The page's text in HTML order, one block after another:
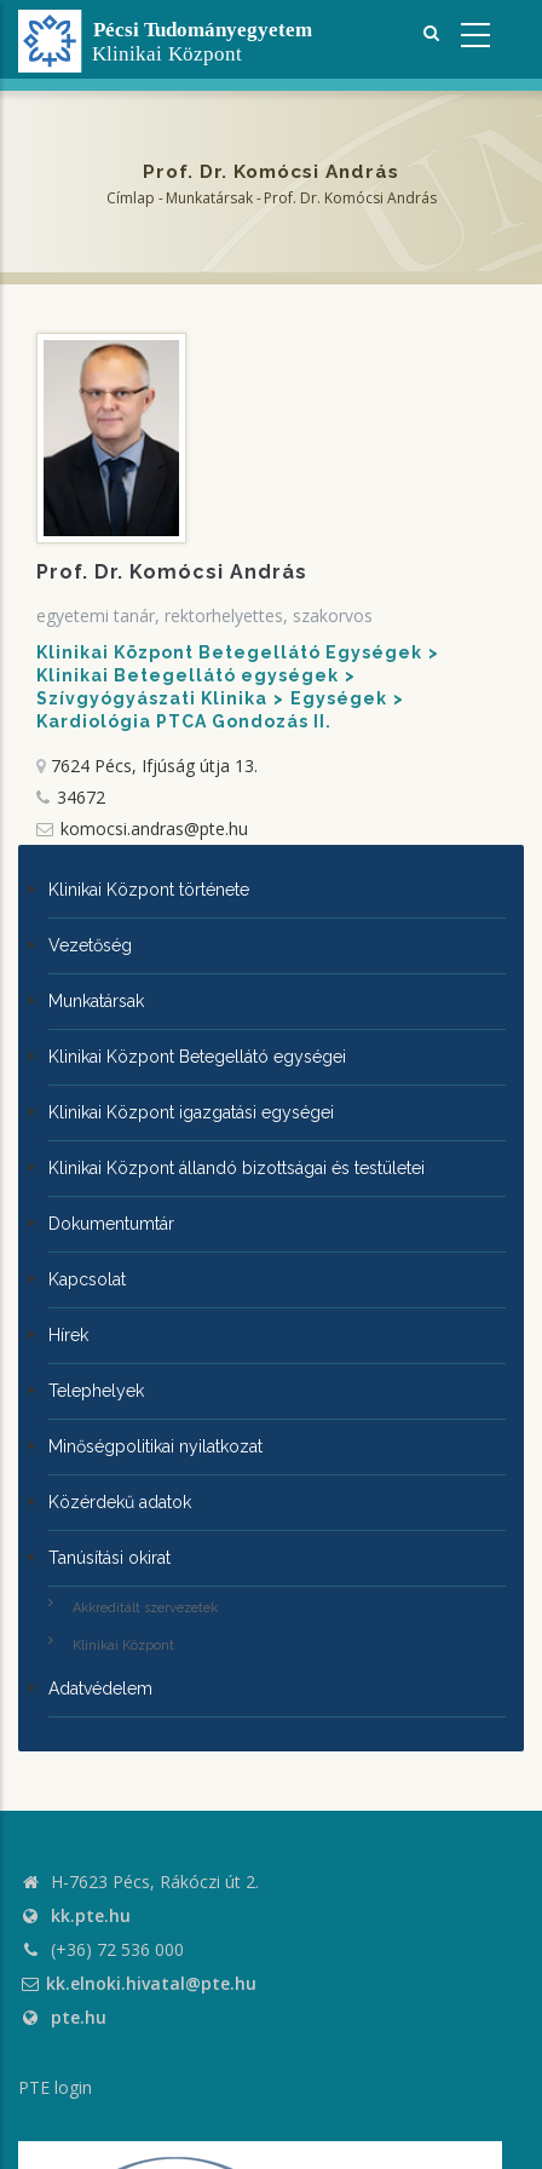
Ugrás
tartalomra
Prof. Dr. Komócsi András
Címlap - Munkatársak - Prof. Dr. Komócsi András
Prof. Dr. Komócsi András
egyetemi tanár, rektorhelyettes, szakorvos
Klinikai Központ Betegellátó Egységek
Klinikai Betegellátó egységek
Szívgyógyászati Klinika
Egységek
Kardiológia PTCA Gondozás II.
7624 Pécs, Ifjúság útja 13.
34672
komocsi.andras@pte.hu
KLINIKAI
KÖZPONTRÓL
Klinikai Központ története
Vezetőség
Munkatársak
Klinikai Központ Betegellátó egységei
Klinikai Központ igazgatási egységei
Klinikai Központ állandó bizottságai és testületei
Dokumentumtár
Kapcsolat
Hírek
Telephelyek
Minőségpolitikai nyilatkozat
Közérdekű adatok
Tanúsítási okirat
Akkreditált szervezetek
Klinikai Központ
Adatvédelem
H-7623 Pécs, Rákóczi út 2.
kk.pte.hu
(+36) 72 536 000
kk.elnoki.hivatal@pte.hu
pte.hu
PTE login